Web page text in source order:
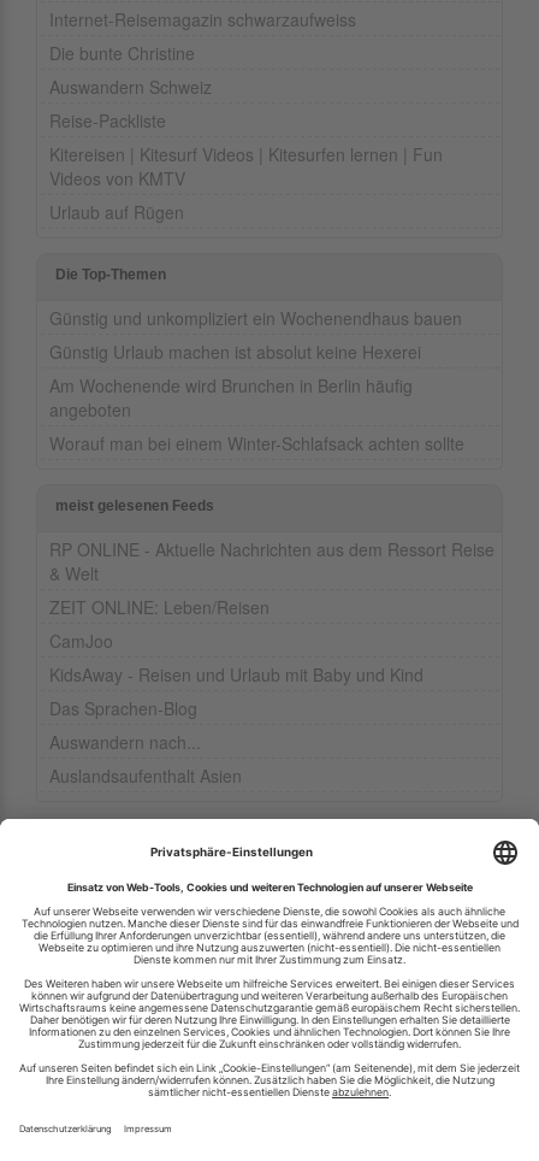
Internet-Reisemagazin schwarzaufweiss
Die bunte Christine
Auswandern Schweiz
Reise-Packliste
Kitereisen | Kitesurf Videos | Kitesurfen lernen | Fun
Videos von KMTV
Urlaub auf Rügen
Die Top-Themen
Günstig und unkompliziert ein Wochenendhaus bauen
Günstig Urlaub machen ist absolut keine Hexerei
Am Wochenende wird Brunchen in Berlin häufig
angeboten
Worauf man bei einem Winter-Schlafsack achten sollte
meist gelesenen Feeds
RP ONLINE - Aktuelle Nachrichten aus dem Ressort Reise
& Welt
ZEIT ONLINE: Leben/Reisen
CamJoo
KidsAway - Reisen und Urlaub mit Baby und Kind
Das Sprachen-Blog
Auswandern nach...
Auslandsaufenthalt Asien
Ihren RSS-Feed veröffentlichen
RSS-Verzeichnis.de © 2003-2026
Impressum
Kontakt
Datenschutzinformation
Cookie-Einstellungen